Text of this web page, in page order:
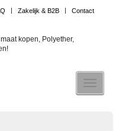
Zakelijk & B2B Contact
kopen, Polyether,
Toggle